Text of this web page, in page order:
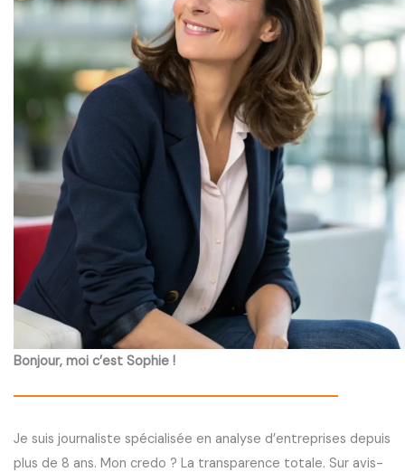
Bonjour, moi c’est Sophie !
Je suis journaliste spécialisée en analyse d’entreprises depuis
plus de 8 ans. Mon credo ? La transparence totale. Sur avis-